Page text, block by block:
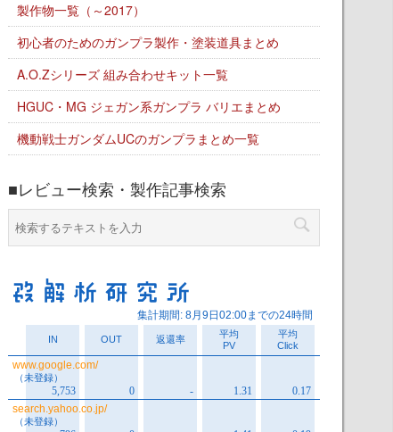
製作物一覧（～2017）
初心者のためのガンプラ製作・塗装道具まとめ
A.O.Zシリーズ 組み合わせキット一覧
HGUC・MG ジェガン系ガンプラ バリエまとめ
機動戦士ガンダムUCのガンプラまとめ一覧
■レビュー検索・製作記事検索